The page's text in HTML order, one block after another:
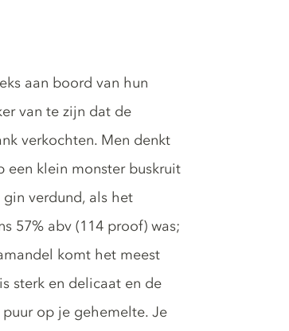
aan boord van hun
van te zijn dat de
verkochten. Men denkt
een klein monster buskruit
verdund, als het
57% abv (114 proof) was;
komt het meest
sterk en delicaat en de
op je gehemelte. Je